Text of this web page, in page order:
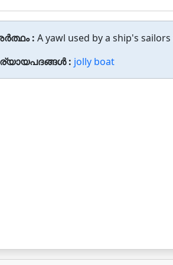
: A yawl used by a ship's
: jolly boat